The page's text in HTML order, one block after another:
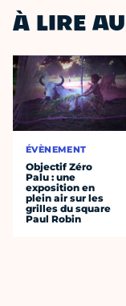
À LIRE
ÉVÈNEMENT
Objectif Zéro
Palu : une
exposition en
plein air sur les
grilles du square
Paul Robin